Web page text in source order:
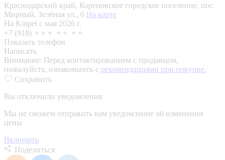
Краснодарский край, Кореновское городское поселение, пос.
Мирный, Зелёная ул., 6 На карте
На Kinpet c мая 2026 г.
+7 (918) ⚬⚬⚬ ⚬⚬ ⚬⚬
Показать телефон
Написать
Внимание: Перед контактированием с продавцом,
пожалуйста, ознакомьтесь с рекомендациями при покупке.
Сохранить
Вы отключили уведомления
Мы не сможем отправить вам уведомление об изменении
цены
Включить
Поделиться